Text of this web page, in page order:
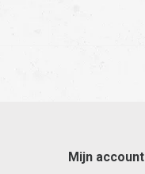
Mijn account